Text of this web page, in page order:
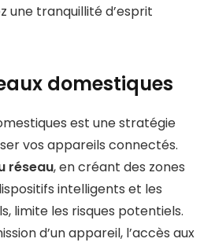
une tranquillité d’esprit
domestiques
est une stratégie
vos appareils connectés.
réseau, en créant des zones
intelligents et les
limite les risques potentiels.
d’un appareil, l’accès aux